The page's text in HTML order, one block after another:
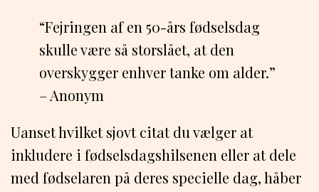
“Fejringen af en 50-års fødselsdag
skulle være så storslået, at den
overskygger enhver tanke om alder.”
– Anonym
Uanset hvilket sjovt citat du vælger at
inkludere i fødselsdagshilsenen eller at dele
med fødselaren på deres specielle dag, håber